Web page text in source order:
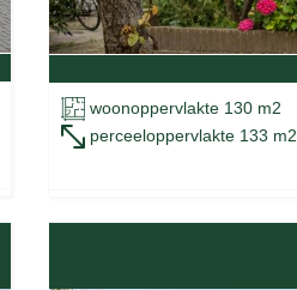
woonoppervlakte 130 m2
perceeloppervlakte 133 m2